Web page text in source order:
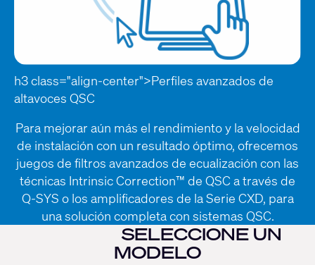
h3 class="align-center">Perfiles avanzados de
altavoces QSC
Para mejorar aún más el rendimiento y la velocidad
de instalación con un resultado óptimo, ofrecemos
juegos de filtros avanzados de ecualización con las
técnicas Intrinsic Correction™ de QSC a través de
Q-SYS o los amplificadores de la Serie CXD, para
una solución completa con sistemas QSC.
SELECCIONE UN
MODELO